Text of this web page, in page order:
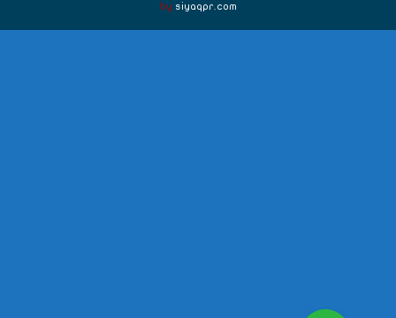
bysiyaqpr.com